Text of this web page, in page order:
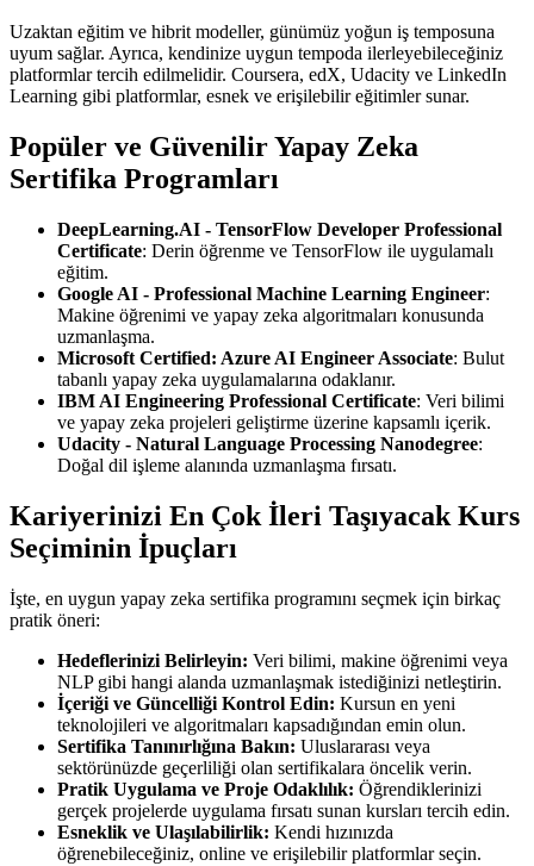
Uzaktan eğitim ve hibrit modeller, günümüz yoğun iş temposuna
uyum sağlar. Ayrıca, kendinize uygun tempoda ilerleyebileceğiniz
platformlar tercih edilmelidir. Coursera, edX, Udacity ve LinkedIn
Learning gibi platformlar, esnek ve erişilebilir eğitimler sunar.
Popüler ve Güvenilir Yapay Zeka
Sertifika Programları
DeepLearning.AI - TensorFlow Developer Professional
Certificate: Derin öğrenme ve TensorFlow ile uygulamalı
eğitim.
Google AI - Professional Machine Learning Engineer:
Makine öğrenimi ve yapay zeka algoritmaları konusunda
uzmanlaşma.
Microsoft Certified: Azure AI Engineer Associate: Bulut
tabanlı yapay zeka uygulamalarına odaklanır.
IBM AI Engineering Professional Certificate: Veri bilimi
ve yapay zeka projeleri geliştirme üzerine kapsamlı içerik.
Udacity - Natural Language Processing Nanodegree:
Doğal dil işleme alanında uzmanlaşma fırsatı.
Kariyerinizi En Çok İleri Taşıyacak Kurs
Seçiminin İpuçları
İşte, en uygun yapay zeka sertifika programını seçmek için birkaç
pratik öneri:
Hedeflerinizi Belirleyin: Veri bilimi, makine öğrenimi veya
NLP gibi hangi alanda uzmanlaşmak istediğinizi netleştirin.
İçeriği ve Güncelliği Kontrol Edin: Kursun en yeni
teknolojileri ve algoritmaları kapsadığından emin olun.
Sertifika Tanınırlığına Bakın: Uluslararası veya
sektörünüzde geçerliliği olan sertifikalara öncelik verin.
Pratik Uygulama ve Proje Odaklılık: Öğrendiklerinizi
gerçek projelerde uygulama fırsatı sunan kursları tercih edin.
Esneklik ve Ulaşılabilirlik: Kendi hızınızda
öğrenebileceğiniz, online ve erişilebilir platformlar seçin.